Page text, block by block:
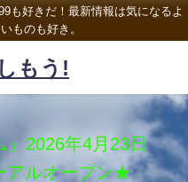
も好きだ！最新情報は気になるよ
ものも好き。
もう!
2026年4月23日
アルオープン★